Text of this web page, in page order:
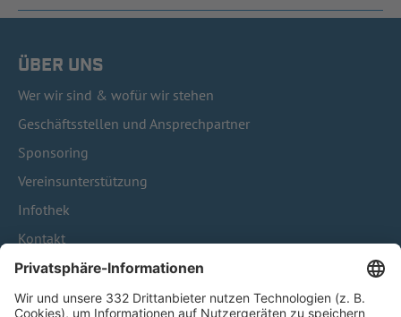
ÜBER UNS
Wer wir sind & wofür wir stehen
Geschäftsstellen und Ansprechpartner
Sponsoring
Vereinsunterstützung
Infothek
Kontakt
HÄUFIG BESUCHTE SEITEN